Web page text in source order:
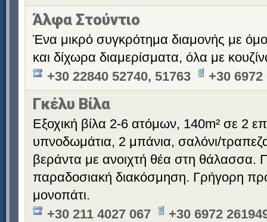
Άλφα Στούντιο
Ένα μικρό συγκρότημα διαμονής με
και δίχωρα διαμερίσματα, όλα με
+30 22840 52740, 51763
+30 6972
Γκέλυ Βίλα
Εξοχική βίλα 2-6 ατόμων, 140m² σε 2
υπνοδωμάτια, 2 μπάνια, σαλόνι/
βεράντα με ανοιχτή θέα στη θάλασσα.
παραδοσιακή διακόσμηση. Γρήγορη
μονοπάτι.
+30 211 4027 067
+30 6972